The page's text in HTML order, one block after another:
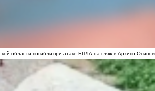
области погибли при атаке БПЛА на пляж в Архипо-